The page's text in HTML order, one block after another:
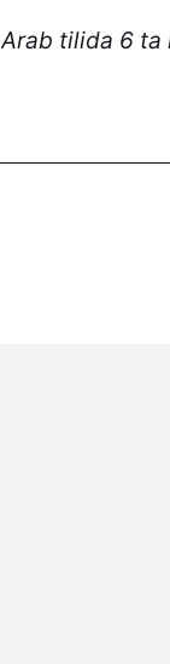
Arab tilida 6 ta